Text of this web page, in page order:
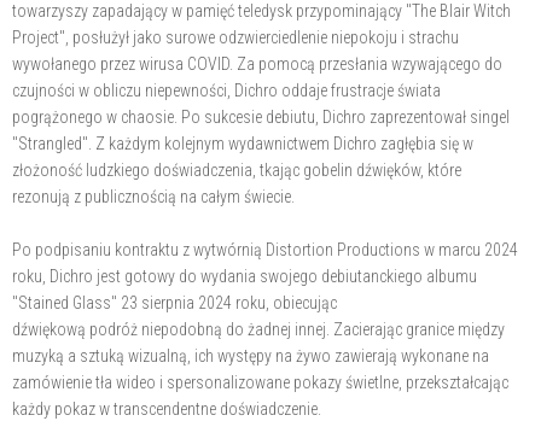
towarzyszy zapadający w pamięć teledysk przypominający "The Blair Witch
Project", posłużył jako surowe odzwierciedlenie niepokoju i strachu
wywołanego przez wirusa COVID. Za pomocą przesłania wzywającego do
czujności w obliczu niepewności, Dichro oddaje frustracje świata
pogrążonego w chaosie. Po sukcesie debiutu, Dichro zaprezentował singel
"Strangled". Z każdym kolejnym wydawnictwem Dichro zagłębia się w
złożoność ludzkiego doświadczenia, tkając gobelin dźwięków, które
rezonują z publicznością na całym świecie.
Po podpisaniu kontraktu z wytwórnią Distortion Productions w marcu 2024
roku, Dichro jest gotowy do wydania swojego debiutanckiego albumu
"Stained Glass" 23 sierpnia 2024 roku, obiecując
dźwiękową podróż niepodobną do żadnej innej. Zacierając granice między
muzyką a sztuką wizualną, ich występy na żywo zawierają wykonane na
zamówienie tła wideo i spersonalizowane pokazy świetlne, przekształcając
każdy pokaz w transcendentne doświadczenie.